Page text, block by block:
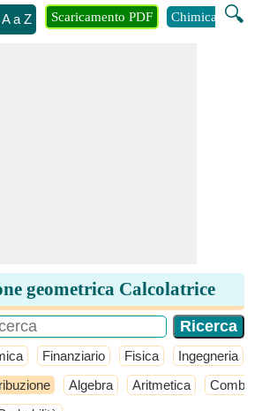
a Z 🔍
Scaricamento PDF Chimica
geometrica Calcolatrice
Finanziario Fisica Ingegneria
Algebra Aritmetica